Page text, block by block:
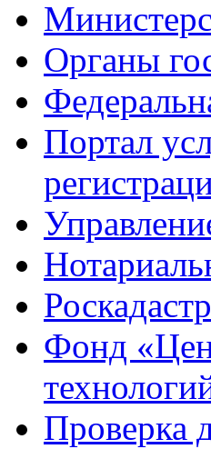
Органы
Портал
Роскадастр
Фонд
Проверка